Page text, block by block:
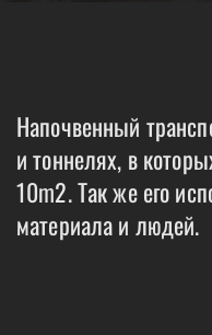
Напочвенный
и тоннелях, в
10m2. Так же его
материала и людей.